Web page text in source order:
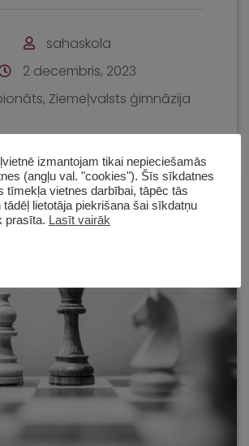
sahaskola
2 decembris, 2023
, Ziemeļvalsts ģimnāzija
izmantojam tikai nepieciešamās
(angļu val. "cookies"). Šīs sīkdatnes
tīmekļa vietnes darbībai, tāpēc tās
tādēļ lietotāja piekrišana šai sīkdatņu
prasīta. Lasīt vairāk